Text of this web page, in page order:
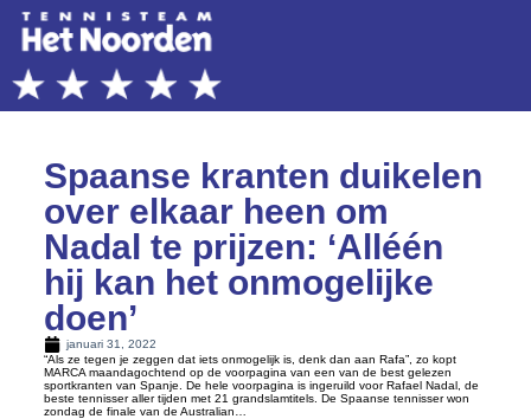
Spaanse kranten duikelen
over elkaar heen om
Nadal te prijzen: ‘Alléén
hij kan het onmogelijke
doen’
januari 31, 2022
“Als ze tegen je zeggen dat iets onmogelijk is, denk dan aan Rafa”, zo kopt
MARCA maandagochtend op de voorpagina van een van de best gelezen
sportkranten van Spanje. De hele voorpagina is ingeruild voor Rafael Nadal, de
beste tennisser aller tijden met 21 grandslamtitels. De Spaanse tennisser won
zondag de finale van de Australian…